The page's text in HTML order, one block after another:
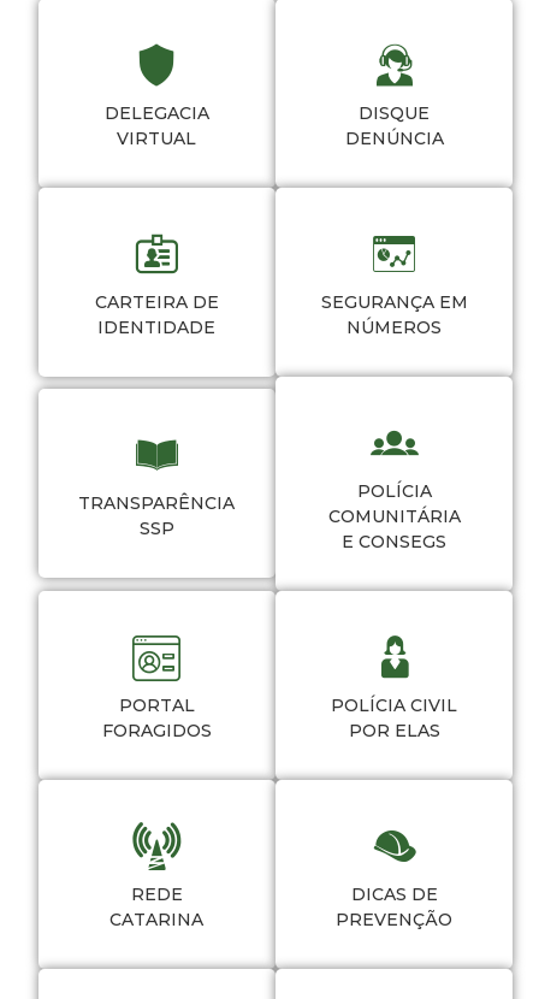
DELEGACIA
VIRTUAL
DISQUE
DENÚNCIA
CARTEIRA DE
IDENTIDADE
SEGURANÇA EM
NÚMEROS
TRANSPARÊNCIA
SSP
POLÍCIA
COMUNITÁRIA
E CONSEGS
PORTAL
FORAGIDOS
POLÍCIA CIVIL
POR ELAS
REDE
CATARINA
DICAS DE
PREVENÇÃO